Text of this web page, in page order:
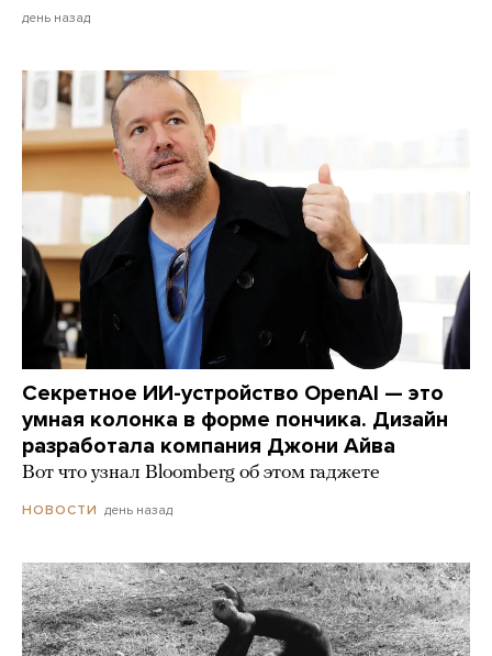
день назад
Секретное ИИ-устройство OpenAI — это
умная колонка в форме пончика. Дизайн
разработала компания Джони Айва
Вот что узнал Bloomberg об этом гаджете
НОВОСТИ день назад